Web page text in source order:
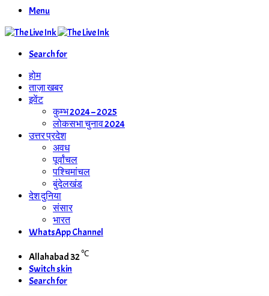
Menu
Search for
होम
ताज़ा खबर
इवेंट
कुम्भ 2024 – 2025
लोकसभा चुनाव 2024
उत्तर प्रदेश
अवध
पूर्वांचल
पश्चिमांचल
बुंदेलखंड
देश दुनिया
संसार
भारत
WhatsApp Channel
Allahabad32℃
Switch skin
Search for